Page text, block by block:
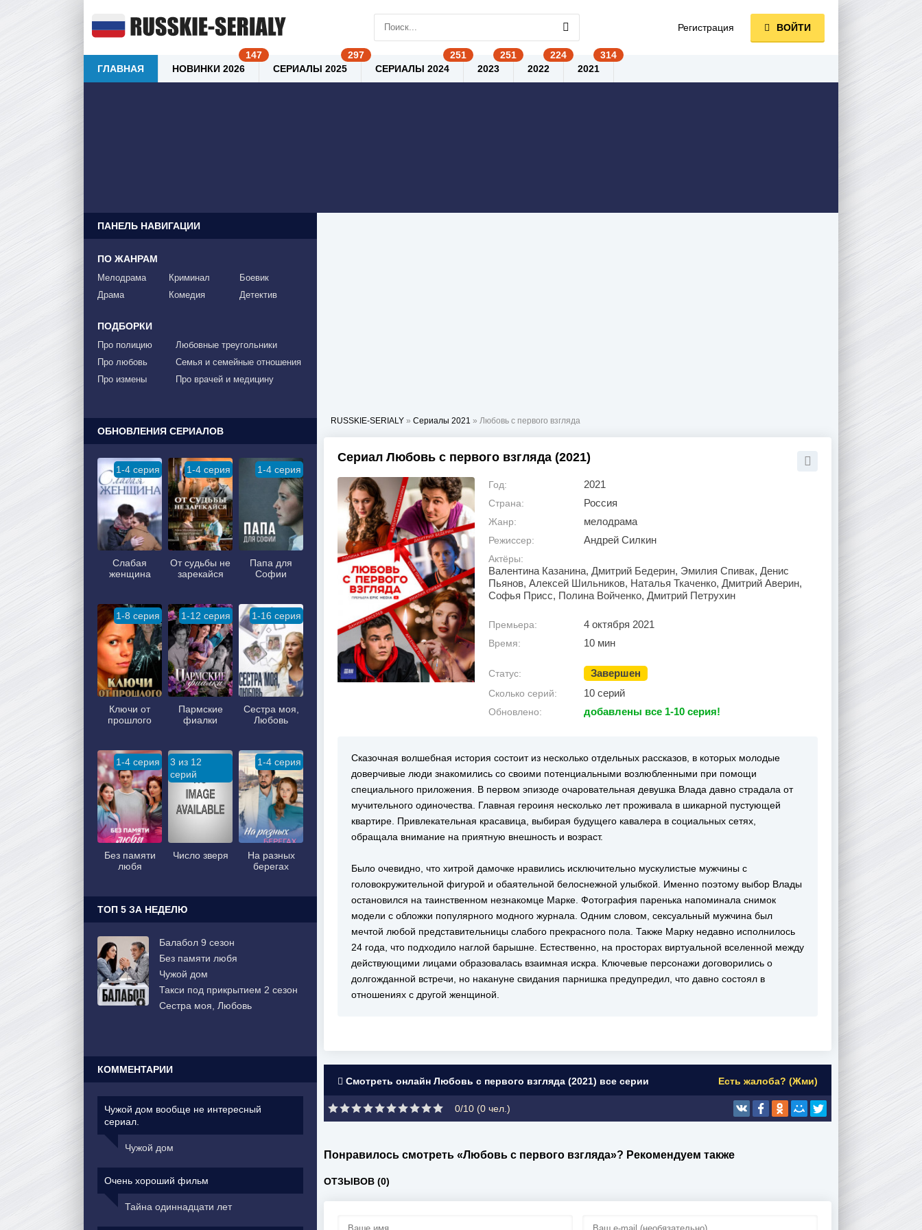
RUSSKIE-SERIALY » Сериалы 2021 » Любовь с первого взгляда
Сериал Любовь с первого взгляда (2021)
Год: 2021
Страна: Россия
Жанр: мелодрама
Режиссер: Андрей Силкин
Актёры:
Валентина Казанина, Дмитрий Бедерин, Эмилия Спивак, Денис
Пьянов, Алексей Шильников, Наталья Ткаченко, Дмитрий Аверин,
Софья Присс, Полина Войченко, Дмитрий Петрухин
Премьера: 4 октября 2021
Время: 10 мин
Статус: Завершен
Сколько серий: 10 серий
Обновлено: добавлены все 1-10 серия!
Сказочная волшебная история состоит из несколько отдельных рассказов, в которых молодые
доверчивые люди знакомились со своими потенциальными возлюбленными при помощи
специального приложения. В первом эпизоде очаровательная девушка Влада давно страдала от
мучительного одиночества. Главная героиня несколько лет проживала в шикарной пустующей
квартире. Привлекательная красавица, выбирая будущего кавалера в социальных сетях,
обращала внимание на приятную внешность и возраст.
Было очевидно, что хитрой дамочке нравились исключительно мускулистые мужчины с
головокружительной фигурой и обаятельной белоснежной улыбкой. Именно поэтому выбор Влады
остановился на таинственном незнакомце Марке. Фотография паренька напоминала снимок
модели с обложки популярного модного журнала. Одним словом, сексуальный мужчина был
мечтой любой представительницы слабого прекрасного пола. Также Марку недавно исполнилось
24 года, что подходило наглой барышне. Естественно, на просторах виртуальной вселенной между
действующими лицами образовалась взаимная искра. Ключевые персонажи договорились о
долгожданной встречи, но накануне свидания парнишка предупредил, что давно состоял в
отношениях с другой женщиной.
Смотреть онлайн Любовь с первого взгляда (2021) все серии Есть жалоба? (Жми)
0/10 (0 чел.)
Понравилось смотреть «Любовь с первого взгляда»? Рекомендуем также
ОТЗЫВОВ (0)
ПАНЕЛЬ НАВИГАЦИИ
ПО ЖАНРАМ
Мелодрама
Драма
Криминал
Комедия
Боевик
Детектив
ПОДБОРКИ
Про полицию
Про любовь
Про измены
Любовные треугольники
Семья и семейные отношения
Про врачей и медицину
ОБНОВЛЕНИЯ СЕРИАЛОВ
1-4 серия
Слабая
женщина
1-4 серия
От судьбы не
зарекайся
1-4 серия
Папа для
Софии
1-8 серия
Ключи от
прошлого
1-12 серия
Пармские
фиалки
1-16 серия
Сестра моя,
Любовь
1-4 серия
Без памяти
любя
3 из 12
серий
Число зверя
1-4 серия
На разных
берегах
ТОП 5 ЗА НЕДЕЛЮ
Балабол 9 сезон
Без памяти любя
Чужой дом
Такси под прикрытием 2 сезон
Сестра моя, Любовь
КОММЕНТАРИИ
Чужой дом вообще не интересный
сериал.
Чужой дом
Очень хороший фильм
Тайна одиннадцати лет
Регистрация ВОЙТИ
ГЛАВНАЯ НОВИНКИ 2026 СЕРИАЛЫ 2025 СЕРИАЛЫ 2024 2023 2022 2021